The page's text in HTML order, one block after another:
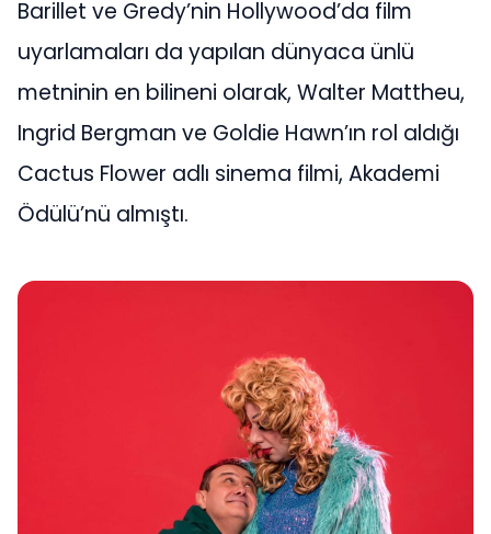
Barillet ve Gredy’nin Hollywood’da film
uyarlamaları da yapılan dünyaca ünlü
metninin en bilineni olarak, Walter Mattheu,
Ingrid Bergman ve Goldie Hawn’ın rol aldığı
Cactus Flower adlı sinema filmi, Akademi
Ödülü’nü almıştı.